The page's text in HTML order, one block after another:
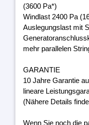
(3600 Pa*)
Windlast 2400 Pa
Auslegungslast mit
mehr parallelen
GARANTIE
10 Jahre Garantie
lineare
(Nähere Details
Wenn Sie noch die